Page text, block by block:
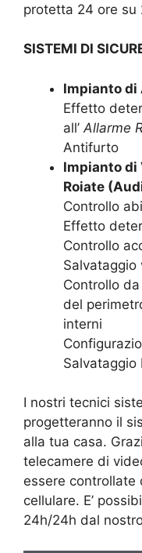
protetta 24 ore su
SISTEMI DI
Impianto di
Effetto
all’ Allarme
Antifurto
Impianto di
Roiate
Controllo
Effetto
Controllo
Salvataggio
Controllo
del
interni
Salvataggio
I nostri tecnici
progetteranno il
alla tua casa.
telecamere di
essere
cellulare. E’
24h/24h dal